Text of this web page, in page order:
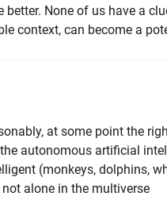
better. None of us have a
context, can become a
at some point the
autonomous artificial
(monkeys, dolphins,
alone in the multiverse